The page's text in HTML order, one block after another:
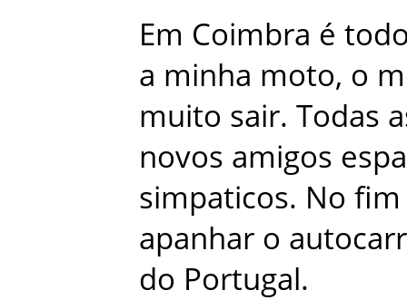
Em Coimbra é
a minha moto, o
muito sair. Todas
novos amigos
simpaticos. No fim
apanhar o
do Portugal.